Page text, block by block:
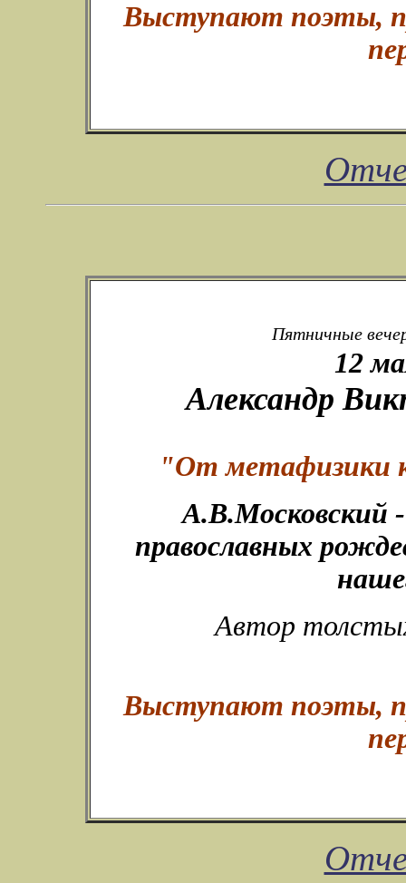
Выступают поэты,
Пятничные
12
Александр
"От метафизики
А.В.Московский
православных
Автор
Выступают поэты,